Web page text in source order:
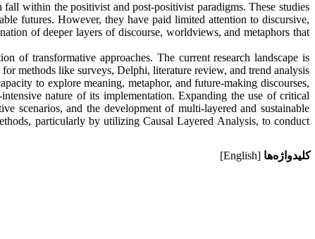
within the positivist and post-positivist paradigms. These studies
futures. However, they have paid limited attention to discursive,
of deeper layers of discourse, worldviews, and metaphors that
of transformative approaches. The current research landscape is
methods like surveys, Delphi, literature review, and trend analysis
to explore meaning, metaphor, and future-making discourses,
nature of its implementation. Expanding the use of critical
scenarios, and the development of multi-layered and sustainable
particularly by utilizing Causal Layered Analysis, to conduct
کلیدواژه‌ها [English]